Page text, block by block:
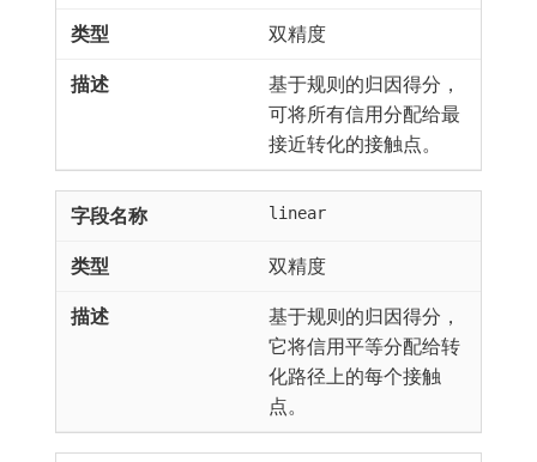
双精度
基于规则的归因得分，
可将所有信用分配给最
接近转化的接触点。
linear
双精度
基于规则的归因得分，
它将信用平等分配给转
化路径上的每个接触
点。